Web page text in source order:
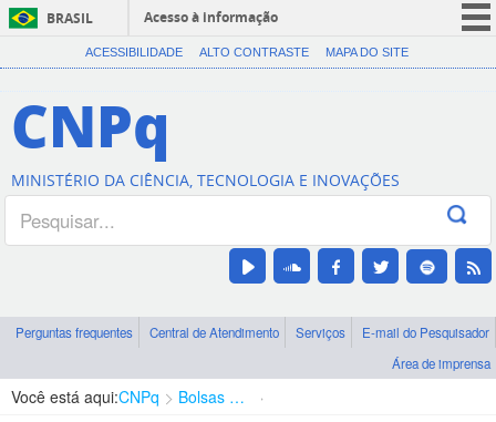
BRASIL
Acesso à informação
CORONAVÍRUS (COVID-19)
Canais
ACESSIBILIDADE ALTO CONTRASTE MAPA DO SITE
CNPq
MINISTÉRIO DA CIÊNCIA, TECNOLOGIA E INOVAÇÕES
Perguntas frequentes Central de Atendimento Serviços
E-mail do Pesquisador
Área de imprensa
Você está aqui:CNPq Bolsas e Auxílios Vigentes